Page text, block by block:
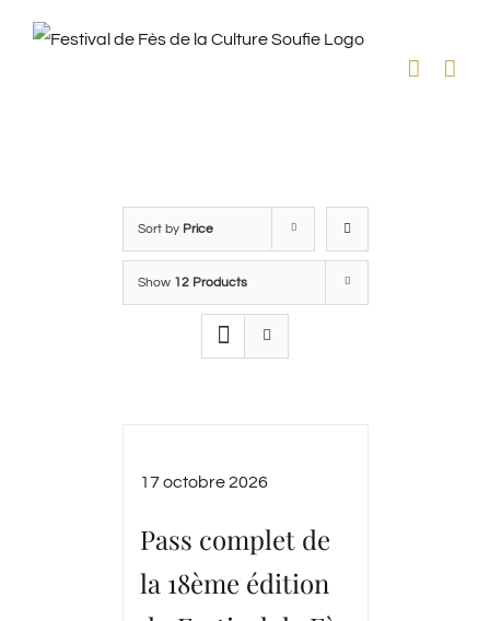
Sort by Price
Show 12 Products
17 octobre 2026
Pass complet de
la 18ème édition